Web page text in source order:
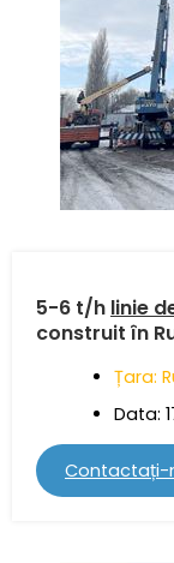
5-6 t/h linie
construit în
Țara:
Data:
Contactați-